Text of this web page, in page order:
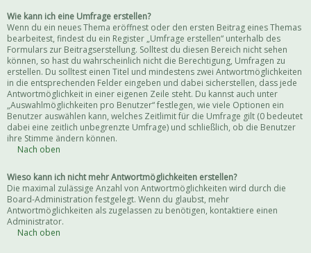
Wie kann ich eine Umfrage erstellen?
Wenn du ein neues Thema eröffnest oder den ersten Beitrag eines Themas
bearbeitest, findest du ein Register „Umfrage erstellen“ unterhalb des
Formulars zur Beitragserstellung. Solltest du diesen Bereich nicht sehen
können, so hast du wahrscheinlich nicht die Berechtigung, Umfragen zu
erstellen. Du solltest einen Titel und mindestens zwei Antwortmöglichkeiten
in die entsprechenden Felder eingeben und dabei sicherstellen, dass jede
Antwortmöglichkeit in einer eigenen Zeile steht. Du kannst auch unter
„Auswahlmöglichkeiten pro Benutzer“ festlegen, wie viele Optionen ein
Benutzer auswählen kann, welches Zeitlimit für die Umfrage gilt (0 bedeutet
dabei eine zeitlich unbegrenzte Umfrage) und schließlich, ob die Benutzer
ihre Stimme ändern können.
Nach oben
Wieso kann ich nicht mehr Antwortmöglichkeiten erstellen?
Die maximal zulässige Anzahl von Antwortmöglichkeiten wird durch die
Board-Administration festgelegt. Wenn du glaubst, mehr
Antwortmöglichkeiten als zugelassen zu benötigen, kontaktiere einen
Administrator.
Nach oben